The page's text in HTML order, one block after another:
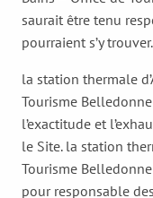
saurait être tenu
pourraient s’y trouver.
la station thermale
Tourisme
l’exactitude et
le Site. la station
Tourisme
pour responsable